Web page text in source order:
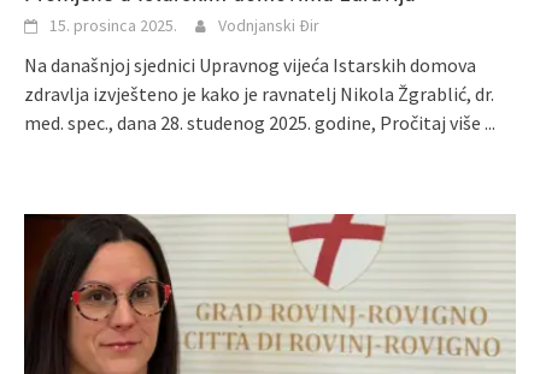
15. prosinca 2025. Vodnjanski Đir
Na današnjoj sjednici Upravnog vijeća Istarskih domova
zdravlja izvješteno je kako je ravnatelj Nikola Žgrablić, dr.
med. spec., dana 28. studenog 2025. godine, Pročitaj više ...